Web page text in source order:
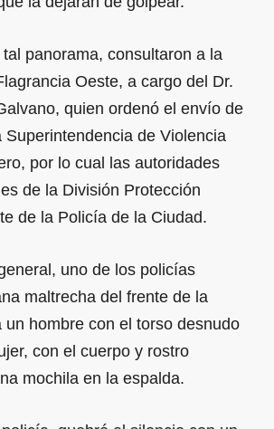
panorama, consultaron a la
Oeste, a cargo del Dr.
quien ordenó el envío de
Superintendencia de Violencia
por lo cual las autoridades
de la División Protección
de la Policía de la Ciudad.
uno de los policías
maltrecha del frente de la
un hombre con el torso desnudo
con el cuerpo y rostro
mochila en la espalda.